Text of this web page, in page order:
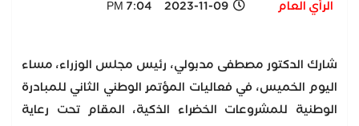
الرأي العام 2023-11-09 7:04 PM
شارك الدكتور مصطفى مدبولي، رئيس مجلس الوزراء، مساء
اليوم الخميس، في فعاليات المؤتمر الوطني الثاني للمبادرة
الوطنية للمشروعات الخضراء الذكية، المقام تحت رعاية